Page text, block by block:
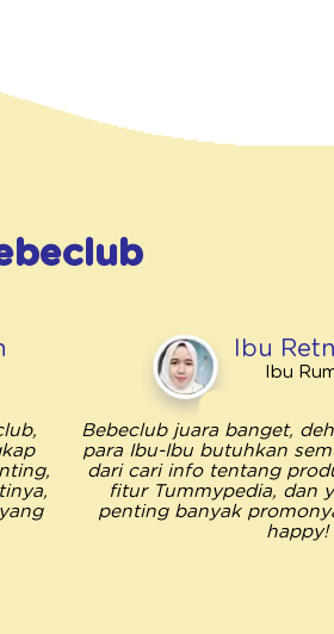
Ibu
Ibu
Bebeclub juara banget,
para Ibu-Ibu butuhkan
dari cari info tentang
fitur Tummypedia, dan
penting banyak
happy!